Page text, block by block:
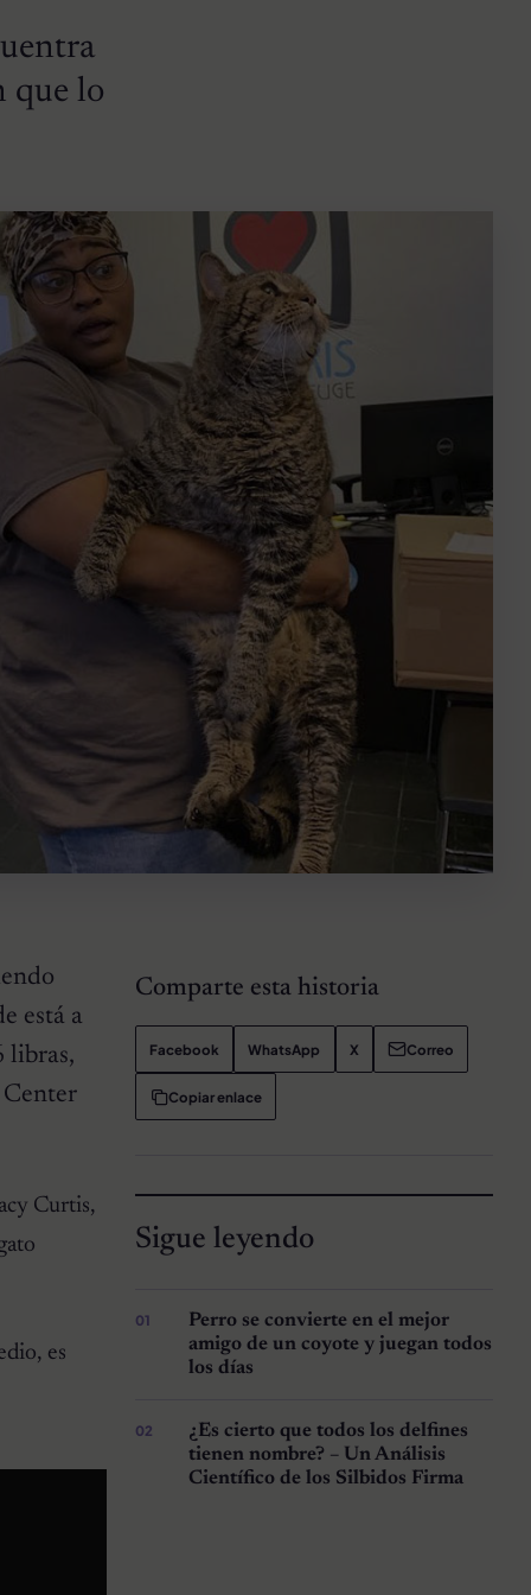
que lo
está a
libras,
Curtis,
es
Comparte esta historia
Facebook WhatsApp X Correo
Copiar enlace
Sigue leyendo
Perro se convierte en el mejor
amigo de un coyote y juegan todos
los días
¿Es cierto que todos los delfines
tienen nombre? – Un Análisis
Científico de los Silbidos Firma